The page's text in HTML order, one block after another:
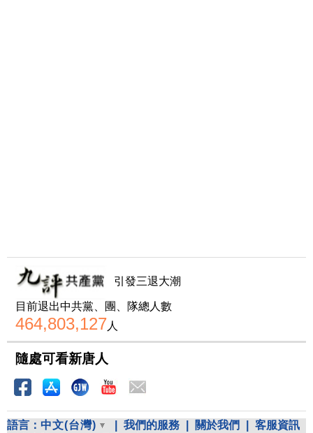
引發三退大潮
目前退出中共黨、團、隊總人數
464,803,127人
隨處可看新唐人
語言： 中文(台灣) 我們的服務 關於我們
客服資訊